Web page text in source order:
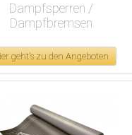
Dampfsperren /
Dampfbremsen
geht's zu den Angeboten